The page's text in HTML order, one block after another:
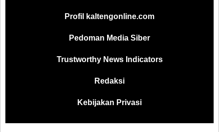
Profil kaltengonline.com
Pedoman Media Siber
Trustworthy News Indicators
Redaksi
Kebijakan Privasi